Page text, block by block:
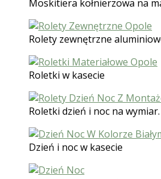
Moskitiera kołnierzowa na
Rolety zewnętrzne
Roletki w kasecie
Roletki dzień i noc na wymiar.
Dzień i noc w kasecie